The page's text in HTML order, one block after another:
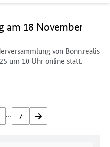
am 18 November
von Bonn.realis
um 10 Uhr online statt.
… 7 vor